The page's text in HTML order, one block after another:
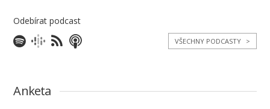
Odebírat podcast
VŠECHNY PODCASTY >
Anketa